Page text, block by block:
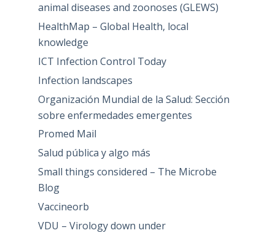
animal diseases and zoonoses (GLEWS)
HealthMap – Global Health, local
knowledge
ICT Infection Control Today
Infection landscapes
Organización Mundial de la Salud: Sección
sobre enfermedades emergentes
Promed Mail
Salud pública y algo más
Small things considered – The Microbe
Blog
Vaccineorb
VDU – Virology down under